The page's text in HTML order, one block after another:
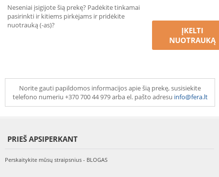
Neseniai įsigijote šią prekę? Padėkite tinkamai
pasirinkti ir kitiems pirkėjams ir pridėkite
nuotrauką (-as)?
ĮKELTI
NUOTRAUKĄ
Norite gauti papildomos informacijos apie šią prekę, susisiekite
telefono numeriu +370 700 44 979 arba el. pašto adresu info@fera.lt
PRIEŠ APSIPERKANT
Perskaitykite mūsų straipsnius - BLOGAS